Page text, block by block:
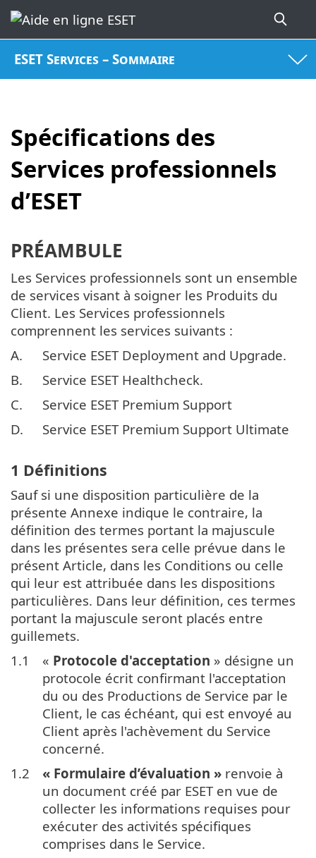
ESET Services – Sommaire
Spécifications des
Services professionnels
d’ESET
PRÉAMBULE
Les Services professionnels sont un ensemble
de services visant à soigner les Produits du
Client. Les Services professionnels
comprennent les services suivants :
A.
Service ESET Deployment and Upgrade.
B.
Service ESET Healthcheck.
C.
Service ESET Premium Support
D.
Service ESET Premium Support Ultimate
1 Définitions
Sauf si une disposition particulière de la
présente Annexe indique le contraire, la
définition des termes portant la majuscule
dans les présentes sera celle prévue dans le
présent Article, dans les Conditions ou celle
qui leur est attribuée dans les dispositions
particulières. Dans leur définition, ces termes
portant la majuscule seront placés entre
guillemets.
1.1
« Protocole d'acceptation » désigne un
protocole écrit confirmant l'acceptation
du ou des Productions de Service par le
Client, le cas échéant, qui est envoyé au
Client après l'achèvement du Service
concerné.
1.2
« Formulaire d’évaluation » renvoie à
un document créé par ESET en vue de
collecter les informations requises pour
exécuter des activités spécifiques
comprises dans le Service.